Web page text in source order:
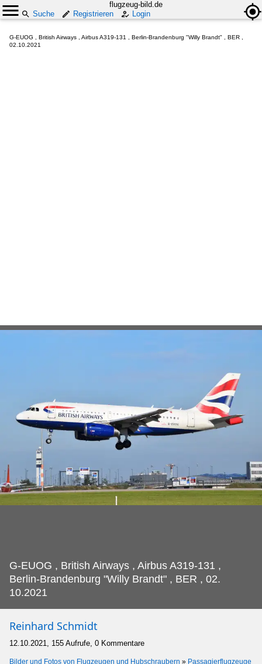
flugzeug-bild.de
Suche
Registrieren Login
G-EUOG , British Airways , Airbus A319-131 , Berlin-Brandenburg "Willy Brandt" , BER ,
02.10.2021
G-EUOG , British Airways , Airbus A319-131 ,
Berlin-Brandenburg "Willy Brandt" , BER , 02.
10.2021
Reinhard Schmidt
12.10.2021, 155 Aufrufe, 0 Kommentare
Bilder und Fotos von Flugzeugen und Hubschraubern » Passagierflugzeuge